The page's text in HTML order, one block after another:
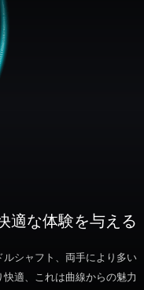
適な体験を与える
シャフト、両手により多い
適、これは曲線からの魅力